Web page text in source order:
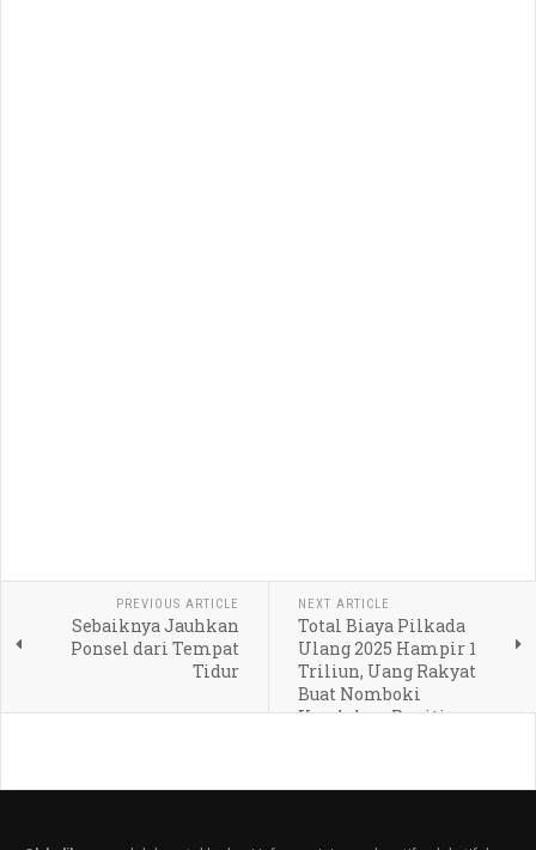
PREVIOUS ARTICLE
Sebaiknya Jauhkan
Ponsel dari Tempat
Tidur
NEXT ARTICLE
Total Biaya Pilkada
Ulang 2025 Hampir 1
Triliun, Uang Rakyat
Buat Nomboki
Kesalahan Panitia